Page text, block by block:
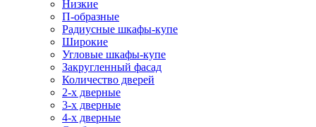
Низкие
П-образные
Радиусные шкафы-купе
Широкие
Угловые шкафы-купе
Закругленный фасад
Количество дверей
2-х дверные
3-х дверные
4-х дверные